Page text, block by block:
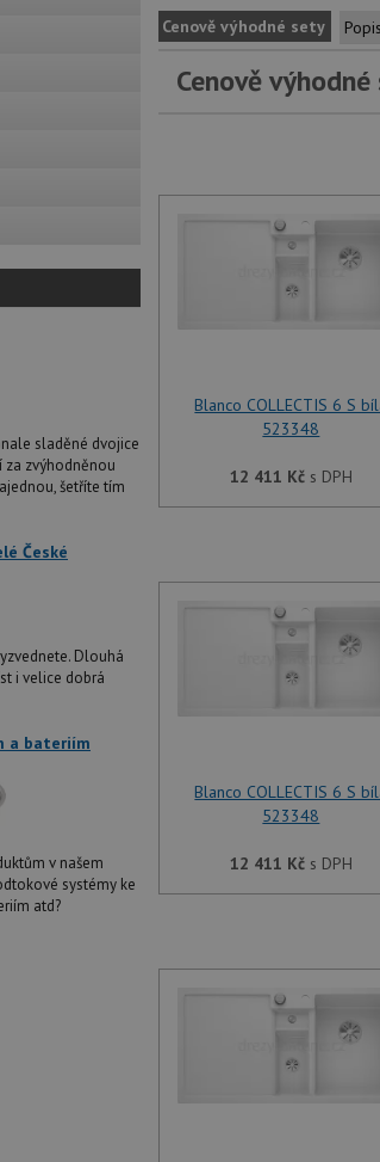
sladěné dvojice
za zvýhodněnou
šetříte tím
České
Dlouhá
i velice dobrá
a bateriím
v našem
systémy ke
atd?
Cenově výhodné sety
Cenově
Blanco COLLECTIS 6 S
523348
12 411 Kčs DPH
Blanco COLLECTIS 6 S
523348
12 411 Kčs DPH